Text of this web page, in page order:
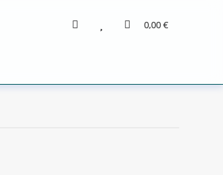
0,00 €